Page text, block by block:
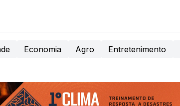
Economia Agro Entretenimento